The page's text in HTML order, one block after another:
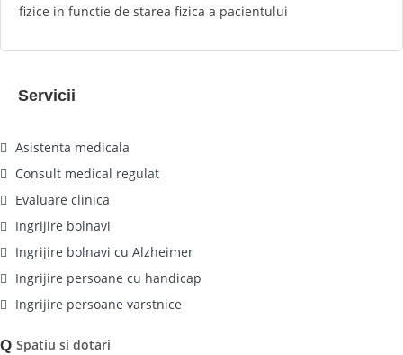
fizice in functie de starea fizica a pacientului
Servicii
Asistenta medicala
Consult medical regulat
Evaluare clinica
Ingrijire bolnavi
Ingrijire bolnavi cu Alzheimer
Ingrijire persoane cu handicap
Ingrijire persoane varstnice
Q Spatiu si dotari